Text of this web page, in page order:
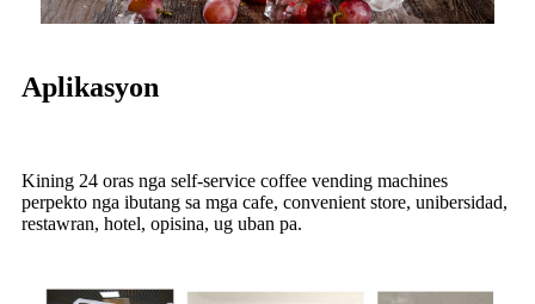
Aplikasyon
Kining 24 oras nga self-service coffee vending machines
perpekto nga ibutang sa mga cafe, convenient store, unibersidad,
restawran, hotel, opisina, ug uban pa.